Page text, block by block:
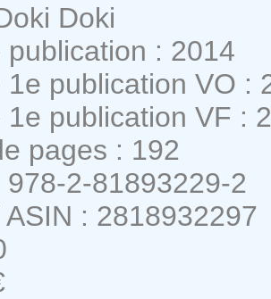
Doki
: 2014
publication VO :
1e publication VF :
pages : 192
978-2-81893229-2
ASIN : 2818932297